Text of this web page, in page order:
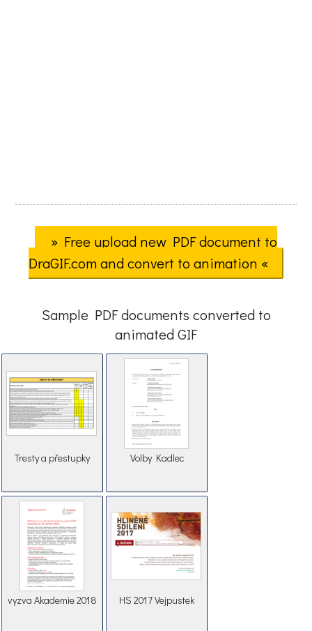
» Free upload new PDF document to
DraGIF.com and convert to animation «
Sample PDF documents converted to
animated GIF
Tresty a přestupky Volby Kadlec
vyzva Akademie 2018 HS 2017 Vejpustek